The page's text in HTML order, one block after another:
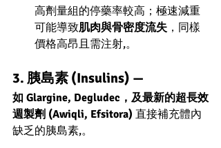
高劑量組的停藥率較高；極速減重
可能導致肌肉與骨密度流失 ，同樣
價格高昂且需注射,。
3. 胰島素 (Insulins) —
如 Glargine, Degludec，及最新的超長效
週製劑 (Awiqli, Efsitora) 直接補充體內
缺乏的胰島素,。